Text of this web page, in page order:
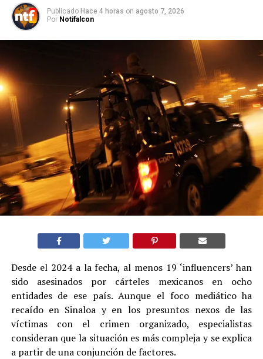
Publicado Hace 4 horas on agosto 7, 2026
Por Notifalcon
Desde el 2024 a la fecha, al menos 19 ‘influencers’ han
sido asesinados por cárteles mexicanos en ocho
entidades de ese país. Aunque el foco mediático ha
recaído en Sinaloa y en los presuntos nexos de las
víctimas con el crimen organizado, especialistas
consideran que la situación es más compleja y se explica
a partir de una conjunción de factores.